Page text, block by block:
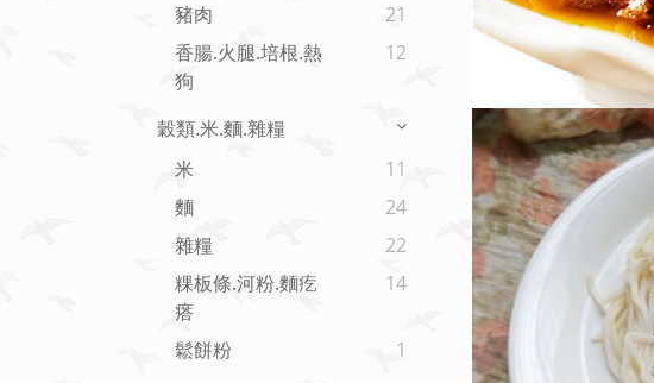
豬肉
21
香腸.火腿.培根.熱
狗
12
穀類.米.麵.雜糧
米
11
麵
24
雜糧
22
粿板條.河粉.麵疙
瘩
14
鬆餅粉
1